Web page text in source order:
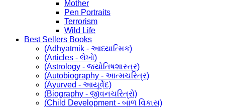
Mother
Pen Portraits
Terrorism
Wild Life
Best Sellers Books
(Adhyatmik - આધ્યાત્મિક)
(Articles - લેખો)
(Astrology - જ્યોતિષશાસ્ત્ર)
(Autobiography - આત્મચરિત્ર)
(Ayurved - આયૂર્વેદ)
(Biography - જીવનચરિત્રો)
(Child Development - બાળ વિકાસ)